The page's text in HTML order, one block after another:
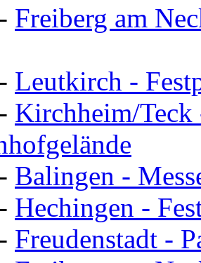
Freiberg am
Leutkirch -
Kirchheim/Teck
Balingen -
Hechingen -
Freudenstadt -